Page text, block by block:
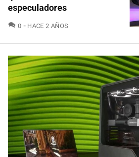
especuladores
0 COMENTARIOS
HACE 2 AÑOS